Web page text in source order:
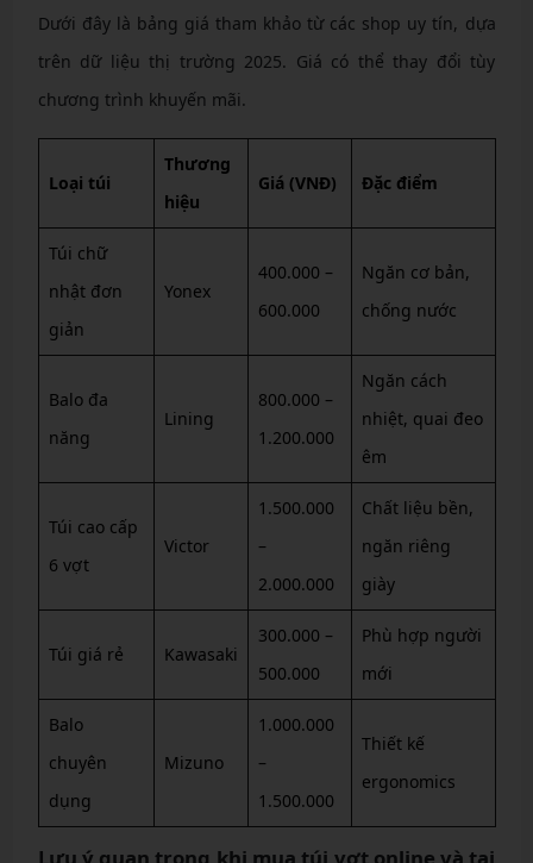
Dưới đây là bảng giá tham khảo từ các shop uy tín, dựa
trên dữ liệu thị trường 2025. Giá có thể thay đổi tùy
chương trình khuyến mãi.
Loại túi
Thương
hiệu
Giá (VNĐ) Đặc điểm
Túi chữ
nhật đơn
giản
Yonex
400.000 –
600.000
Ngăn cơ bản,
chống nước
Balo đa
năng
Lining
800.000 –
1.200.000
Ngăn cách
nhiệt, quai đeo
êm
Túi cao cấp
6 vợt
Victor
1.500.000
–
2.000.000
Chất liệu bền,
ngăn riêng
giày
Túi giá rẻ Kawasaki
300.000 –
500.000
Phù hợp người
mới
Balo
chuyên
dụng
Mizuno
1.000.000
–
1.500.000
Thiết kế
ergonomics